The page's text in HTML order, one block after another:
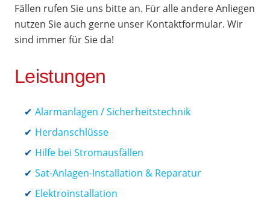
Fällen rufen Sie uns bitte an. Für alle andere Anliegen
nutzen Sie auch gerne unser Kontaktformular. Wir
sind immer für Sie da!
Leistungen
Alarmanlagen / Sicherheitstechnik
Herdanschlüsse
Hilfe bei Stromausfällen
Sat-Anlagen-Installation & Reparatur
Elektroinstallation